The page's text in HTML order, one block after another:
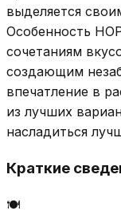
выделяется
Особенность
сочетаниям
создающим
впечатление в
из лучших
насладиться
Краткие
🍽️